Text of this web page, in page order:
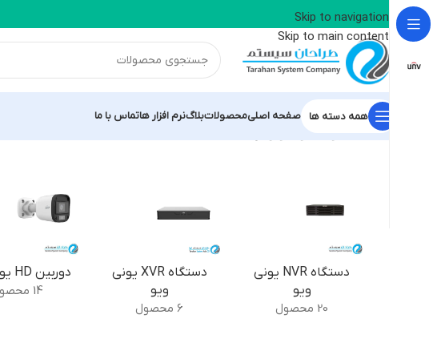
Skip to navigation
Skip to main content
📢 کانال بله طراحان سیستم آریا - نماینده رسمی محصولات یونی ویو
همه دسته ها صفحه اصلیمحصولاتبلاگنرم افزار هاتماس با ما
خانه/محصولات یونی ویو
دستگاه NVR یونی
ویو
20 محصول
دستگاه XVR یونی
ویو
6 محصول
دوربین HD یونی ویو
14 محصول